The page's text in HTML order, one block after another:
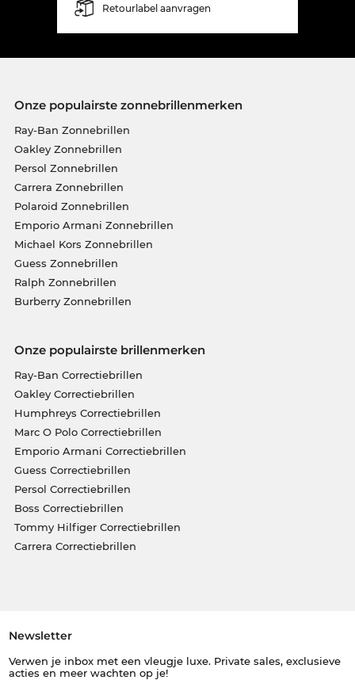
Retourlabel aanvragen
Onze populairste zonnebrillenmerken
Ray-Ban Zonnebrillen
Oakley Zonnebrillen
Persol Zonnebrillen
Carrera Zonnebrillen
Polaroid Zonnebrillen
Emporio Armani Zonnebrillen
Michael Kors Zonnebrillen
Guess Zonnebrillen
Ralph Zonnebrillen
Burberry Zonnebrillen
Onze populairste brillenmerken
Ray-Ban Correctiebrillen
Oakley Correctiebrillen
Humphreys Correctiebrillen
Marc O Polo Correctiebrillen
Emporio Armani Correctiebrillen
Guess Correctiebrillen
Persol Correctiebrillen
Boss Correctiebrillen
Tommy Hilfiger Correctiebrillen
Carrera Correctiebrillen
Newsletter
Verwen je inbox met een vleugje luxe. Private sales, exclusieve
acties en meer wachten op je!